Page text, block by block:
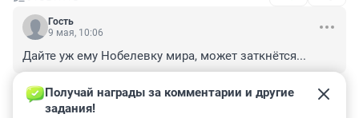
Гость
9 мая, 10:06
Дайте уж ему Нобелевку мира, может заткнётся...
ОТВЕТИТЬ –2
Гость
Получай награды за комментарии и другие
задания!